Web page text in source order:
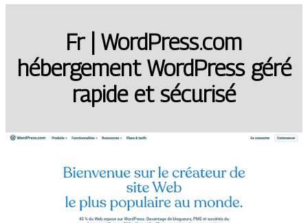
Fr | WordPress.com
hébergement WordPress géré
rapide et sécurisé